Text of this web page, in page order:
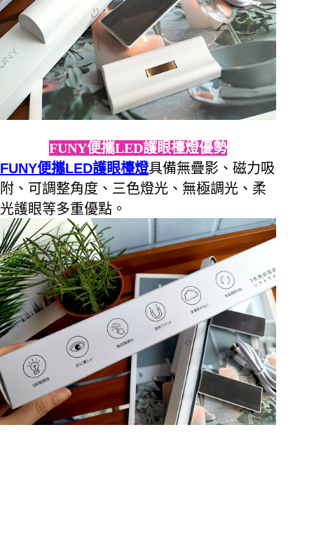
FUNY便攜LED護眼檯燈優勢
FUNY便攜LED護眼檯燈具備無疊影、磁力吸
附、可調整角度、三色燈光、無極調光、柔
光護眼等多重優點。